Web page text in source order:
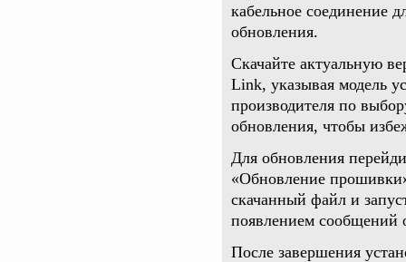
кабельное соединение
обновления.
Скачайте актуальную
Link, указывая модель
производителя по
обновления, чтобы
Для обновления
«Обновление
скачанный файл и
появлением сообщений
После завершения